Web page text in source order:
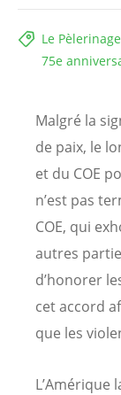
Le
75e
Malgré la
de paix, le
et du COE
n’est pas
COE, qui
autres
d’honorer
cet accord
que les
L’Amérique